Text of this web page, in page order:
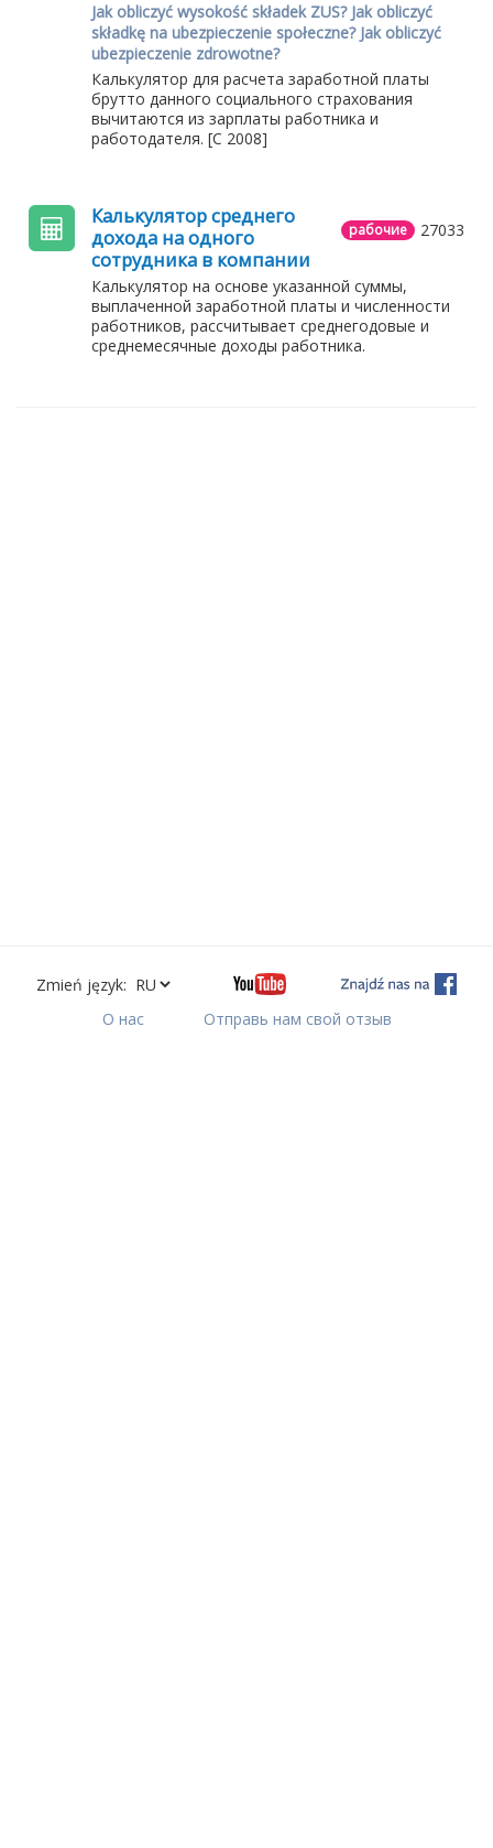
Jak obliczyć wysokość składek ZUS? Jak obliczyć
składkę na ubezpieczenie społeczne? Jak obliczyć
ubezpieczenie zdrowotne?
Калькулятор для расчета заработной платы
брутто данного социального страхования
вычитаются из зарплаты работника и
работодателя. [С 2008]
27033
рабочие
Калькулятор среднего
дохода на одного
сотрудника в компании
Калькулятор на основе указанной суммы,
выплаченной заработной платы и численности
работников, рассчитывает среднегодовые и
среднемесячные доходы работника.
Zmień język:
О нас
Отправь нам свой отзыв